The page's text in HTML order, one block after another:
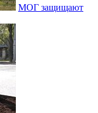
МОГ защищают